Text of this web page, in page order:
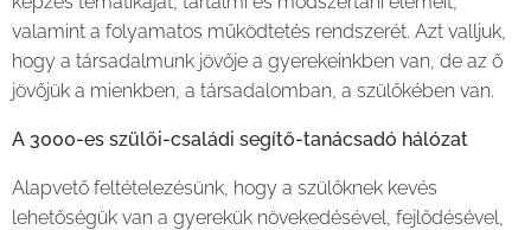
valamint a folyamatos működtetés rendszerét. Azt valljuk,
hogy a társadalmunk jövője a gyerekeinkben van, de az ő
jövőjük a mienkben, a társadalomban, a szülőkében van.
A 3000-es szülői-családi segítő-tanácsadó hálózat
Alapvető feltételezésünk, hogy a szülőknek kevés
lehetőségük van a gyerekük növekedésével, fejlődésével,